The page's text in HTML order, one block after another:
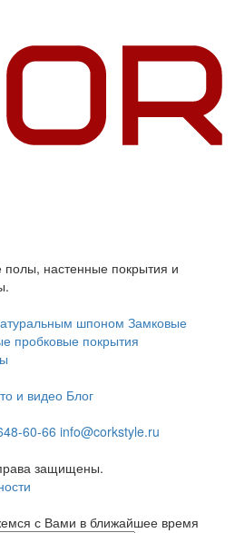
настенные покрытия и
шпоном Замковые
пробковые покрытия
и видео Блог
60-66 info@corkstyle.ru
защищены.
с Вами в ближайшее время